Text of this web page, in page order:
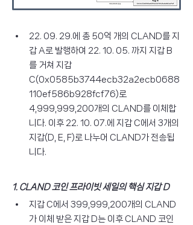
22. 09. 29.에 총 50억 개의 CLAND를 지
갑 A로 발행하여 22. 10. 05. 까지 지갑 B
를 거쳐 지갑
C(0x0585b3744ecb32a2ecb0688
110ef586b928fcf76)로
4,999,999,200개의 CLAND를 이체합
니다. 이후 22. 10. 07.에 지갑 C에서 3개의
지갑(D, E, F)로 나누어 CLAND가 전송됩
니다.
1. CLAND 코인 프라이빗 세일의 핵심 지갑 D
지갑 C에서 399,999,200개의 CLAND
가 이체 받은 지갑 D는 이후 CLAND 코인